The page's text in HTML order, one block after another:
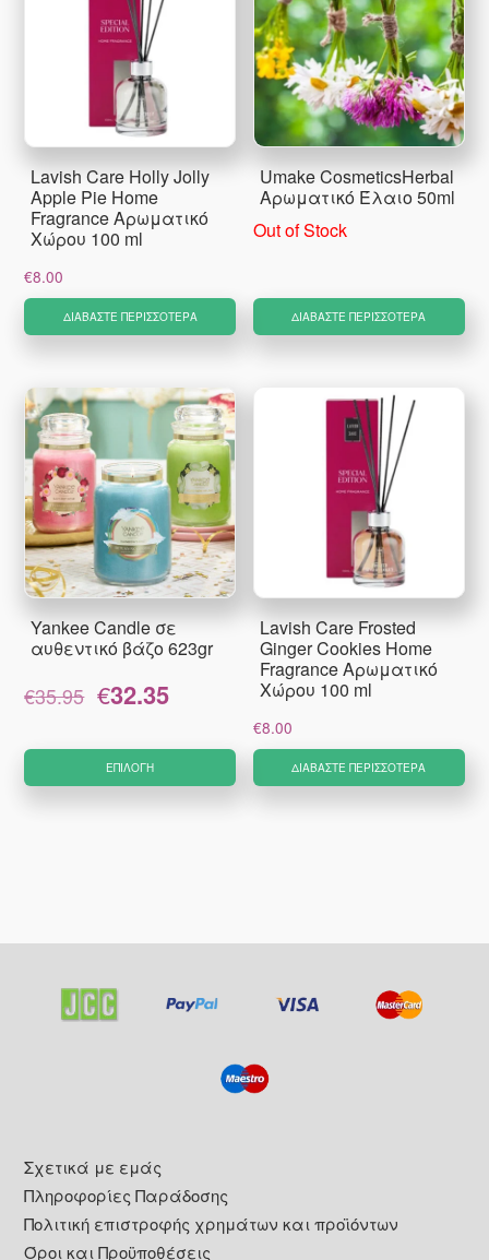
Lavish Care Holly Jolly
Apple Pie Home
Fragrance Αρωματικό
Χώρου 100 ml
€8.00
ΔΙΑΒΆΣΤΕ ΠΕΡΙΣΣΌΤΕΡΑ
Umake CosmeticsHerbal
Αρωματικό Έλαιο 50ml
Out of Stock
ΔΙΑΒΆΣΤΕ ΠΕΡΙΣΣΌΤΕΡΑ
Yankee Candle σε
αυθεντικό βάζο 623gr
€35.95
Original
price
€35.95.
€32.35
είναι:
ΕΠΙΛΟΓΉ
Αυτό
το
μπορούν
επιλεγούν
στη
Lavish Care Frosted
Ginger Cookies Home
Fragrance Αρωματικό
Χώρου 100 ml
€8.00
ΔΙΑΒΆΣΤΕ ΠΕΡΙΣΣΌΤΕΡΑ
Footer
Σχετικά με εμάς
Πληροφορίες Παράδοσης
Πολιτική επιστροφής χρημάτων και προϊόντων
Όροι και Προϋποθέσεις